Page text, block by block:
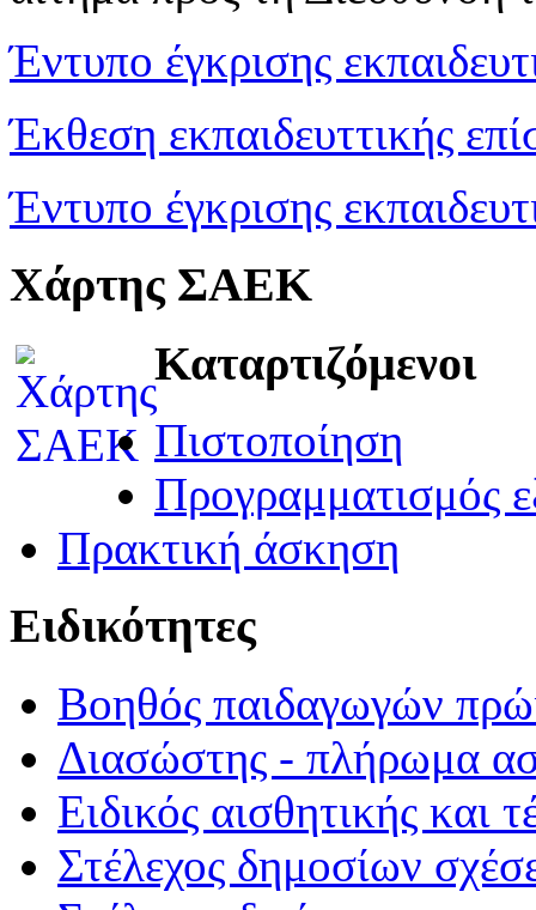
Έντυπο έγκρισης
Έκθεση εκπαιδευττικής
Έντυπο έγκρισης
Χάρτης ΣΑΕΚ
Καταρτιζόμενοι
Πιστοποίηση
Προγραμματισμός
Πρακτική άσκηση
Ειδικότητες
Βοηθός παιδαγωγών
Διασώστης - πλήρωμα
Ειδικός αισθητικής και
Στέλεχος δημοσίων